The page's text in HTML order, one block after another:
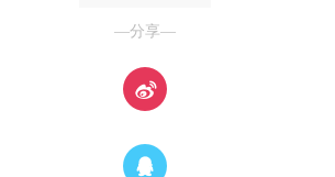
—分享—